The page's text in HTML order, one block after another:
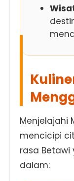
Menjelajahi
mencicipi
rasa
dalam: